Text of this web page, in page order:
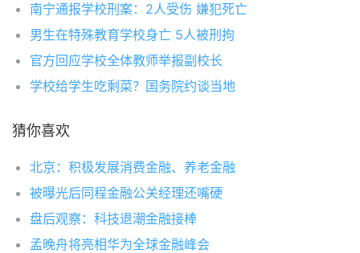
南宁通报学校刑案：2人受伤 嫌犯死亡
男生在特殊教育学校身亡 5人被刑拘
官方回应学校全体教师举报副校长
学校给学生吃剩菜？国务院约谈当地
猜你喜欢
北京：积极发展消费金融、养老金融
被曝光后同程金融公关经理还嘴硬
盘后观察：科技退潮金融接棒
孟晚舟将亮相华为全球金融峰会